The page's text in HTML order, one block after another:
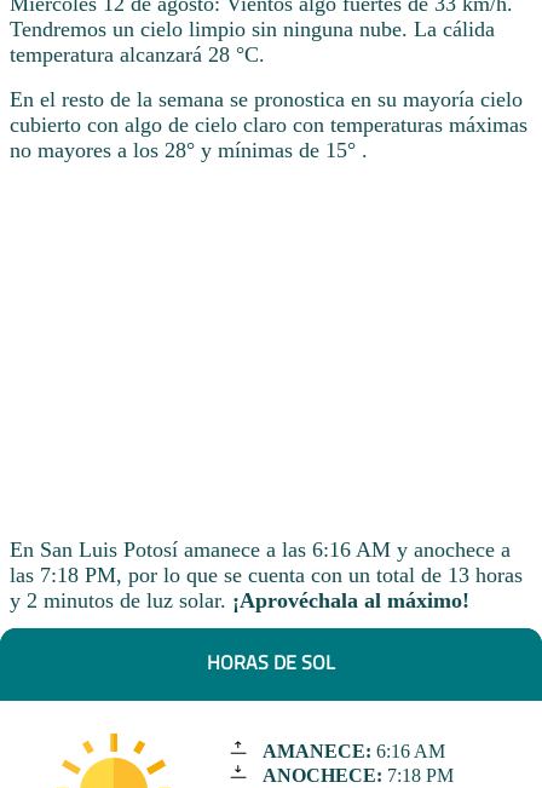
Tendremos un cielo limpio sin ninguna nube. La cálida
temperatura alcanzará 28 °C.
En el resto de la semana se pronostica en su mayoría cielo
cubierto con algo de cielo claro con temperaturas máximas
no mayores a los 28° y mínimas de 15° .
En San Luis Potosí amanece a las 6:16 AM y anochece a
las 7:18 PM, por lo que se cuenta con un total de 13 horas
y 2 minutos de luz solar. ¡Aprovéchala al máximo!
HORAS DE SOL
AMANECE: 6:16 AM
ANOCHECE: 7:18 PM